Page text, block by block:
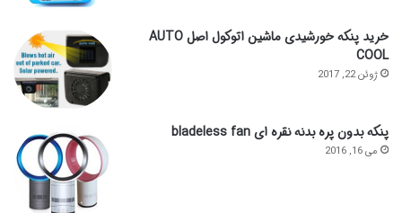
خرید پنکه خورشیدی ماشین اتوکول اصل AUTO
COOL
ژوئن 22, 2017
پنکه بدون پره بدنه نقره ای bladeless fan
می 16, 2016